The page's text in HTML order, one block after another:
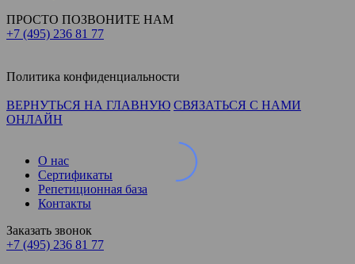
ПРОСТО ПОЗВОНИТЕ НАМ
+7 (495) 236 81 77
Политика конфиденциальности
ВЕРНУТЬСЯ НА ГЛАВНУЮ СВЯЗАТЬСЯ С НАМИ
ОНЛАЙН
О нас
Сертификаты
Репетиционная база
Контакты
Заказать звонок
+7 (495) 236 81 77